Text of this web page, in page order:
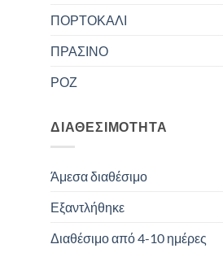
ΠΟΡΤΟΚΑΛΙ
ΠΡΑΣΙΝΟ
ΡΟΖ
ΔΙΑΘΕΣΙΜΌΤΗΤΑ
Άμεσα διαθέσιμο
Εξαντλήθηκε
Διαθέσιμο από 4-10 ημέρες